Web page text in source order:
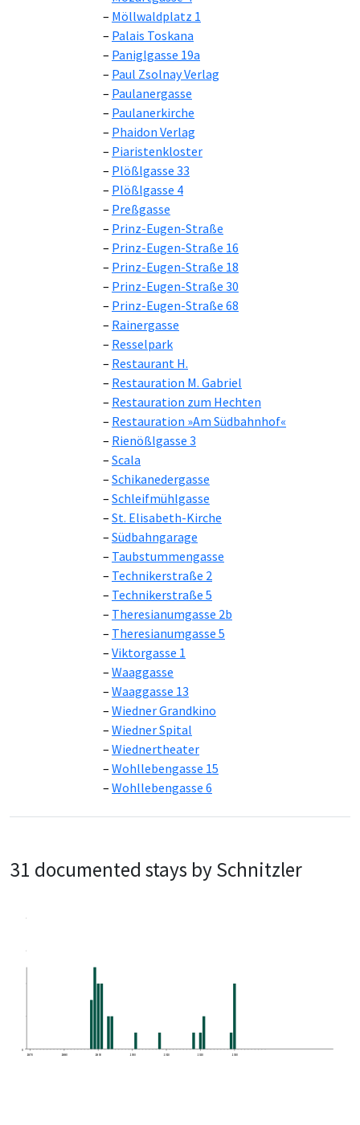
Möllwaldplatz 1
Palais Toskana
Paniglgasse 19a
Paul Zsolnay Verlag
Paulanergasse
Paulanerkirche
Phaidon Verlag
Piaristenkloster
Plößlgasse 33
Plößlgasse 4
Preßgasse
Prinz-Eugen-Straße
Prinz-Eugen-Straße 16
Prinz-Eugen-Straße 18
Prinz-Eugen-Straße 30
Prinz-Eugen-Straße 68
Rainergasse
Resselpark
Restaurant H.
Restauration M. Gabriel
Restauration zum Hechten
Restauration »Am Südbahnhof«
Rienößlgasse 3
Scala
Schikanedergasse
Schleifmühlgasse
St. Elisabeth-Kirche
Südbahngarage
Taubstummengasse
Technikerstraße 2
Technikerstraße 5
Theresianumgasse 2b
Theresianumgasse 5
Viktorgasse 1
Waaggasse
Waaggasse 13
Wiedner Grandkino
Wiedner Spital
Wiednertheater
Wohllebengasse 15
Wohllebengasse 6
31 documented stays by Schnitzler
0
1870 1880 1890 1900 1910 1920 1930